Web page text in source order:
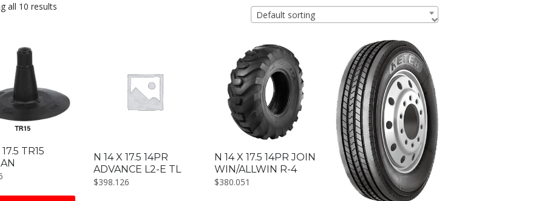
all 10 results
Default sorting
TR15
N 14 X 17.5 14PR
ADVANCE L2-E TL
$398.126
N 14 X 17.5 14PR JOIN
WIN/ALLWIN R-4
$380.051